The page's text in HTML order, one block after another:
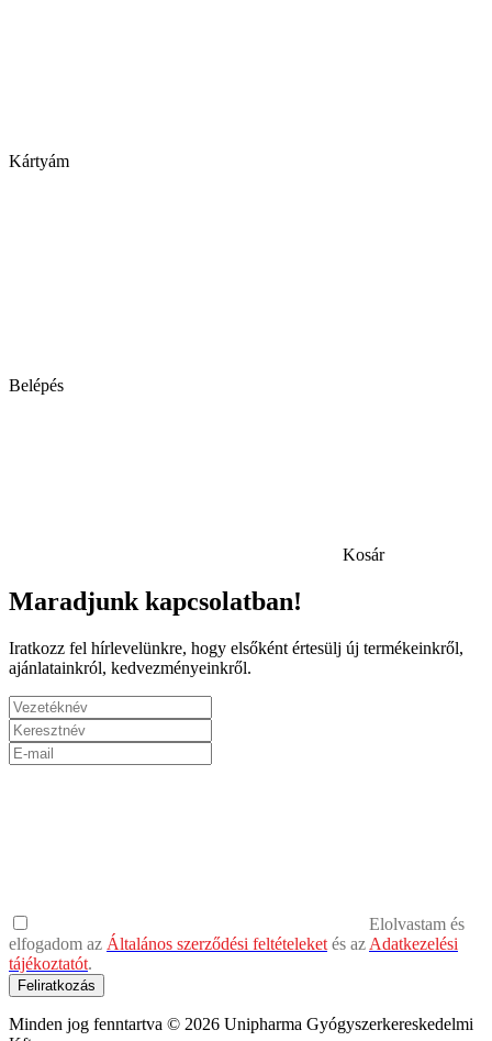
Kártyám
Belépés
Kosár
Maradjunk kapcsolatban!
Iratkozz fel hírlevelünkre, hogy elsőként értesülj új termékeinkről,
ajánlatainkról, kedvezményeinkről.
Elolvastam és
elfogadom az Általános szerződési feltételeket és az Adatkezelési
tájékoztatót.
Feliratkozás
Minden jog fenntartva © 2026 Unipharma Gyógyszerkereskedelmi